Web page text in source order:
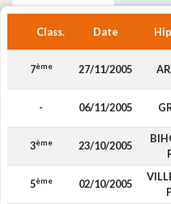
Class. Date
7ème 27/11/2005
- 06/11/2005
3ème 23/10/2005
5ème 02/10/2005